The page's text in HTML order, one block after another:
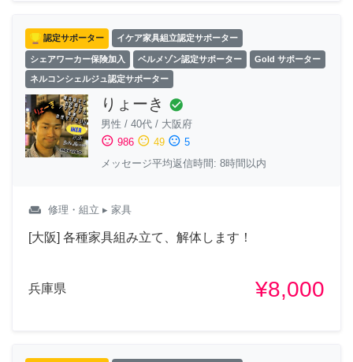
認定サポーター イケア家具組立認定サポーター
シェアワーカー保険加入 ベルメゾン認定サポーター Gold サポーター
ネルコンシェルジュ認定サポーター
りょーき check_circle
男性 / 40代 / 大阪府
sentiment_satisfied 986 sentiment_neutral 49 sentiment_dissatisfied 5
メッセージ平均返信時間: 8時間以内
weekend 修理・組立 ▸ 家具
[大阪] 各種家具組み立て、解体します！
兵庫県 ¥8,000